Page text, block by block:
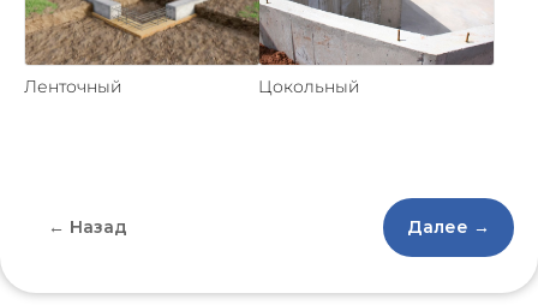
Ленточный Цокольный
← Назад Далее →